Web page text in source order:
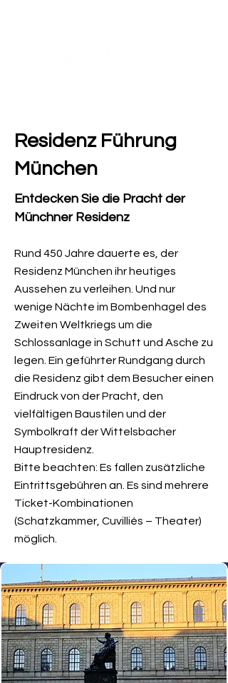
Residenz Führung
München
Entdecken Sie die Pracht der
Münchner Residenz
Rund 450 Jahre dauerte es, der
Residenz München ihr heutiges
Aussehen zu verleihen. Und nur
wenige Nächte im Bombenhagel des
Zweiten Weltkriegs um die
Schlossanlage in Schutt und Asche zu
legen. Ein geführter Rundgang durch
die Residenz gibt dem Besucher einen
Eindruck von der Pracht, den
vielfältigen Baustilen und der
Symbolkraft der Wittelsbacher
Hauptresidenz.
Bitte beachten: Es fallen zusätzliche
Eintrittsgebühren an. Es sind mehrere
Ticket-Kombinationen
(Schatzkammer, Cuvilliés – Theater)
möglich.